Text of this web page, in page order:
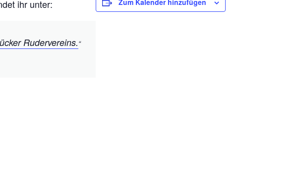
ihr unter:
Rudervereins.
Zum Kalender hinzufügen